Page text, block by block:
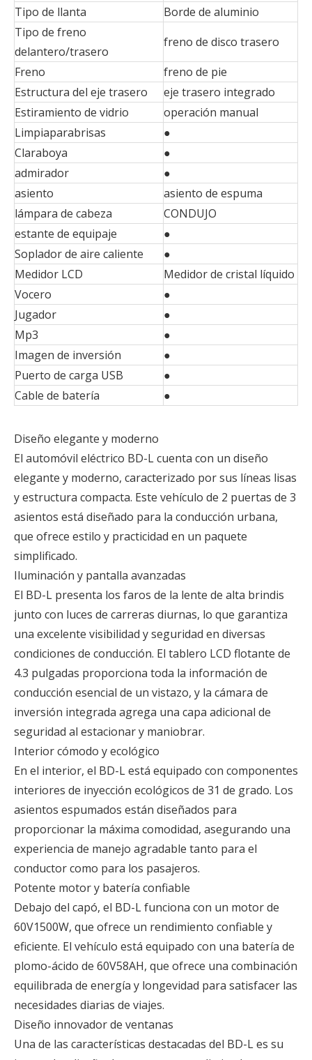
Tipo de llanta
Borde de aluminio
Tipo de freno
delantero/trasero
freno de disco trasero
Freno
freno de pie
Estructura del eje trasero
eje trasero integrado
Estiramiento de vidrio
operación manual
Limpiaparabrisas
●
Claraboya
●
admirador
●
asiento
asiento de espuma
lámpara de cabeza
CONDUJO
estante de equipaje
●
Soplador de aire caliente
●
Medidor LCD
Medidor de cristal líquido
Vocero
●
Jugador
●
Mp3
●
Imagen de inversión
●
Puerto de carga USB
●
Cable de batería
●
Diseño elegante y moderno
El automóvil eléctrico BD-L cuenta con un diseño
elegante y moderno, caracterizado por sus líneas lisas
y estructura compacta. Este vehículo de 2 puertas de 3
asientos está diseñado para la conducción urbana,
que ofrece estilo y practicidad en un paquete
simplificado.
Iluminación y pantalla avanzadas
El BD-L presenta los faros de la lente de alta brindis
junto con luces de carreras diurnas, lo que garantiza
una excelente visibilidad y seguridad en diversas
condiciones de conducción. El tablero LCD flotante de
4.3 pulgadas proporciona toda la información de
conducción esencial de un vistazo, y la cámara de
inversión integrada agrega una capa adicional de
seguridad al estacionar y maniobrar.
Interior cómodo y ecológico
En el interior, el BD-L está equipado con componentes
interiores de inyección ecológicos de 31 de grado. Los
asientos espumados están diseñados para
proporcionar la máxima comodidad, asegurando una
experiencia de manejo agradable tanto para el
conductor como para los pasajeros.
Potente motor y batería confiable
Debajo del capó, el BD-L funciona con un motor de
60V1500W, que ofrece un rendimiento confiable y
eficiente. El vehículo está equipado con una batería de
plomo-ácido de 60V58AH, que ofrece una combinación
equilibrada de energía y longevidad para satisfacer las
necesidades diarias de viajes.
Diseño innovador de ventanas
Una de las características destacadas del BD-L es su